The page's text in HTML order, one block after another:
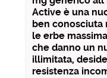
Active è una
ben conosciuta
le erbe
che danno un
illimitata,
resistenza